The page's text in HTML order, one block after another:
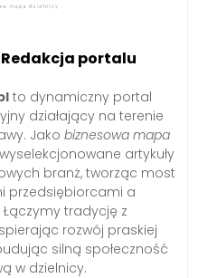
portalu
to dynamiczny portal
działający na terenie
Jako biznesowa mapa
artykuły
branż, tworząc most
przedsiębiorcami a
tradycję z
rozwój praskiej
silną społeczność
w dzielnicy.